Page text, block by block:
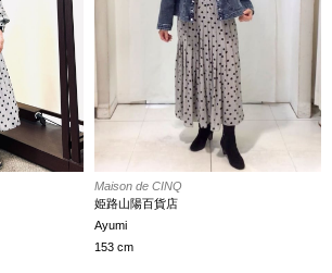
Maison de CINQ
姫路山陽百貨店
Ayumi
153 cm